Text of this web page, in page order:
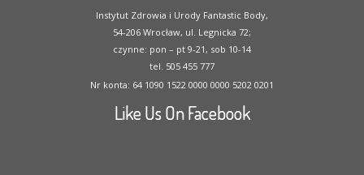
Instytut Zdrowia i Urody Fantastic Body,
54-206 Wrocław, ul. Legnicka 72;
czynne: pon – pt 9-21, sob 10-14
tel. 505 455 777
Nr konta: 64 1090 1522 0000 0000 5202 0201
Like Us On Facebook